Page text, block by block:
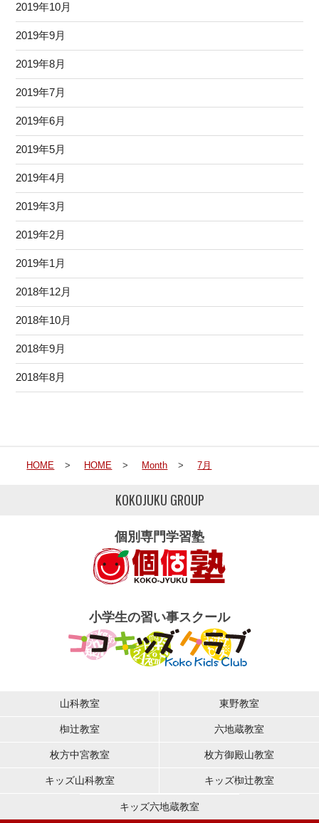
2019年10月
2019年9月
2019年8月
2019年7月
2019年6月
2019年5月
2019年4月
2019年3月
2019年2月
2019年1月
2018年12月
2018年10月
2018年9月
2018年8月
HOME > HOME > Month > 7月
KOKOJUKU GROUP
個別専門学習塾
小学生の習い事スクール
山科教室 東野教室
椥辻教室 六地蔵教室
枚方中宮教室 枚方御殿山教室
キッズ山科教室 キッズ椥辻教室
キッズ六地蔵教室